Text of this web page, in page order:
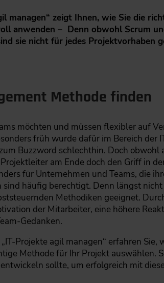
managen“ zeigt Ihnen, wie Sie die
anwenden – Denn obwohl Scrum
sie nicht für jedes Projektvorhaben
Methode finden
möchten und müssen flexibler auf
früh wurde dafür im Bereich
Buzzword schlechthin. Doch obwohl
am Ende doch den Griff in
für Unternehmen und Teams, die
häufig berechtigt. Denn längst
Methodiken geeignet.
der Mitarbeiter, eine höhere
Gedanken.
Projekte agil managen“ erfahren
Methode für Ihr Projekt auswählen.
sollte, um erfolgreich mit